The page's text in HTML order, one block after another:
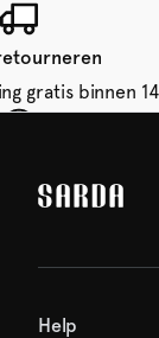
gratis binnen
van SARDA — je
Help